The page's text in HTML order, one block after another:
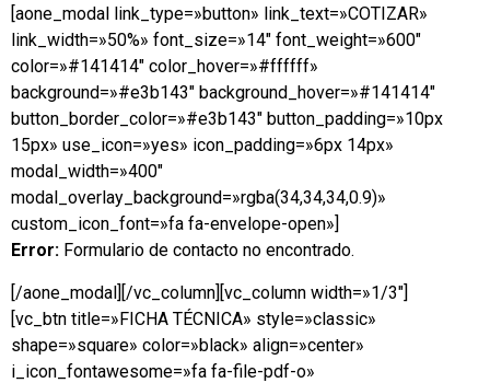
[aone_modal link_type=»button» link_text=»COTIZAR»
link_width=»50%» font_size=»14″ font_weight=»600″
color=»#141414″ color_hover=»#ffffff»
background=»#e3b143″ background_hover=»#141414″
button_border_color=»#e3b143″ button_padding=»10px
15px» use_icon=»yes» icon_padding=»6px 14px»
modal_width=»400″
modal_overlay_background=»rgba(34,34,34,0.9)»
custom_icon_font=»fa fa-envelope-open»]
Error: Formulario de contacto no encontrado.
[/aone_modal][/vc_column][vc_column width=»1/3″]
[vc_btn title=»FICHA TÉCNICA» style=»classic»
shape=»square» color=»black» align=»center»
i_icon_fontawesome=»fa fa-file-pdf-o»